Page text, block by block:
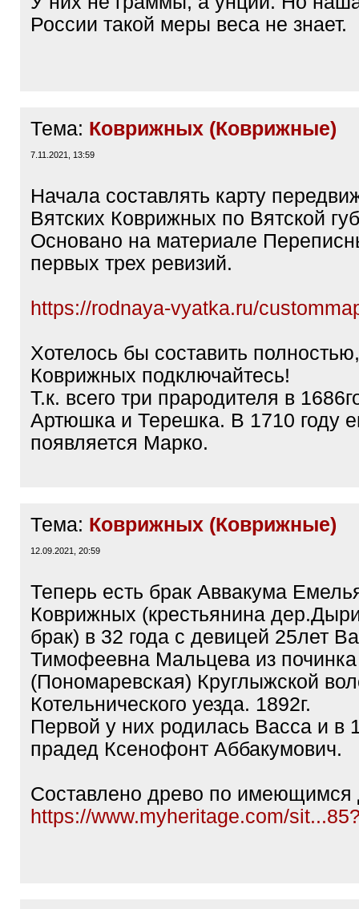
России такой меры веса не знает.
Тема: Коврижных (Коврижные)
7.11.2021, 13:59
Начала составлять карту
Вятских Коврижных по Вятской
Основано на материале
первых трех ревизий.
https://rodnaya-vyatka.ru/
Хотелось бы составить
Коврижных подключайтесь!
Т.к. всего три прародителя в
Артюшка и Терешка. В 1710 году
появляется Марко.
Тема: Коврижных (Коврижные)
12.09.2021, 20:59
Теперь есть брак Аввакума
Коврижных (крестьянина
брак) в 32 года с девицей 25лет
Тимофеевна Мальцева из
(Пономаревская) Круглыжской
Котельнического уезда. 1892г.
Первой у них родилась Васса и в
прадед Ксенофонт Аббакумович.
Составлено древо по
https://www.myheritage.com/